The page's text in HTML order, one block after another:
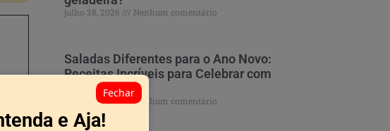
julho 28, 2026 Nenhum comentário
Saladas Diferentes para o Ano Novo:
Receitas Incríveis para Celebrar com
Sabor
julho 28, 2026 Nenhum comentário
e Aja!
Fechar